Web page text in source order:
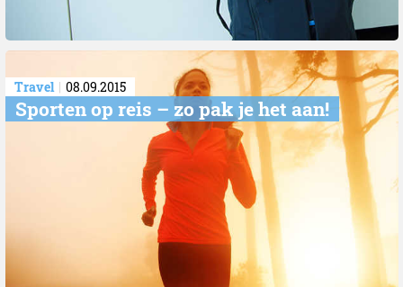
Travel 08.09.2015
Sporten op reis – zo pak je het aan!